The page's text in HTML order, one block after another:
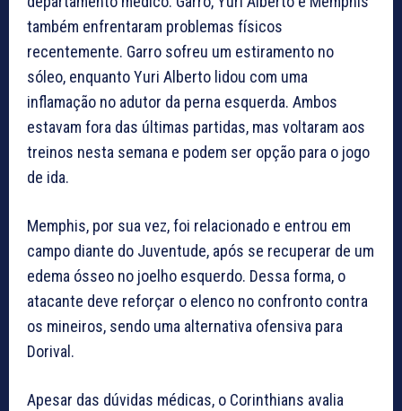
também enfrentaram problemas físicos
recentemente. Garro sofreu um estiramento no
sóleo, enquanto Yuri Alberto lidou com uma
inflamação no adutor da perna esquerda. Ambos
estavam fora das últimas partidas, mas voltaram aos
treinos nesta semana e podem ser opção para o jogo
de ida.
Memphis, por sua vez, foi relacionado e entrou em
campo diante do Juventude, após se recuperar de um
edema ósseo no joelho esquerdo. Dessa forma, o
atacante deve reforçar o elenco no confronto contra
os mineiros, sendo uma alternativa ofensiva para
Dorival.
Apesar das dúvidas médicas, o Corinthians avalia